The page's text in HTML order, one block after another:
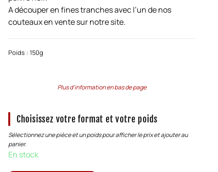
A découper en fines tranches avec l’un de nos
couteaux en vente sur notre site.
Poids : 150g
Plus d'information en bas de page
Choisissez votre format et votre poids
Sélectionnez une pièce et un poids pour afficher le prix et ajouter au
panier.
En stock